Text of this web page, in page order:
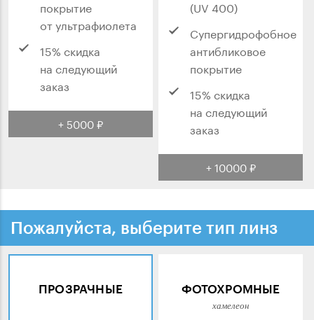
покрытие
от ультрафиолета
15% скидка
на следующий
заказ
+ 5000 ₽
(UV 400)
Супергидрофобное
антибликовое
покрытие
15% скидка
на следующий
заказ
+ 10000 ₽
Пожалуйста, выберите тип линз
ПРОЗРАЧНЫЕ ФОТОХРОМНЫЕ
хамелеон